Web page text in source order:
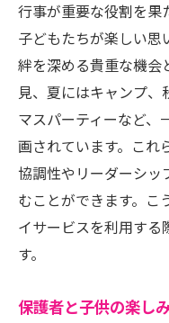
行事が重要な役割を果
子どもたちが楽しい
絆を深める貴重な機会
見、夏にはキャンプ
マスパーティーなど
画されています。これ
協調性やリーダーシッ
むことができます。
イサービスを利用す
す。
保護者と子供の楽し